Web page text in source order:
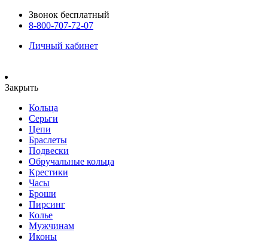
Звонок бесплатный
8-800-707-72-07
Личный кабинет
Закрыть
Кольца
Серьги
Цепи
Браслеты
Подвески
Обручальные кольца
Крестики
Часы
Броши
Пирсинг
Колье
Мужчинам
Иконы